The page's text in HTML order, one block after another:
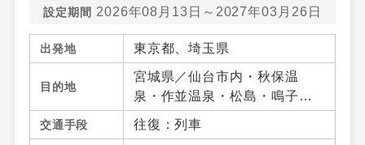
設定期間 2026年08月13日～2027年03月26日
出発地 東京都、埼玉県
目的地
宮城県／仙台市内・秋保温
泉・作並温泉・松島・鳴子温
泉郷・宮城蔵王・白石・笹
谷・南三陸・気仙沼・宮城県
交通手段 往復：列車